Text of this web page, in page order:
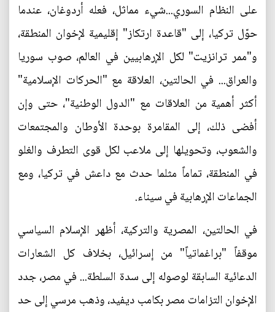
على النظام السوري...شيء مماثل، فعله أردوغان، عندما
حوّل تركيا، إلى "قاعدة ارتكاز" إقليمية لإخوان المنطقة،
و"ممر ترانزيت" لكل الإرهابيين في العالم، صوب سوريا
والعراق... في الحالتين، العلاقة مع "الحركات الإسلامية"
أكثر أهمية من العلاقات مع "الدول الوطنية"، حتى وإن
أفضى ذلك، إلى المقامرة بوحدة الأوطان والمجتمعات
والشعوب، وتحويلها إلى ملاعب لكل قوى التطرف والغلو
في المنطقة، تماماً مثلما حدث مع داعش في تركيا، ومع
الجماعات الإرهابية في سيناء.
في الحالتين، المصرية والتركية، أظهر الإسلام السياسي
موقفاً "براغماتياً" من إسرائيل، بخلاف كل الشعارات
الدعائية السابقة لوصوله إلى سدة السلطة... في مصر، جدد
الإخوان التزامات مصر بكامب ديفيد، وذهب مرسي إلى حد